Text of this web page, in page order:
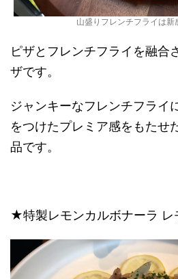
山盛りフレンチフライは新
ピザとフレンチフライを融合
ザです。
ジャンキーなフレンチフライ
をつけたプレミア感をもたせ
品です。
★特製レモンカルボナーラ レ